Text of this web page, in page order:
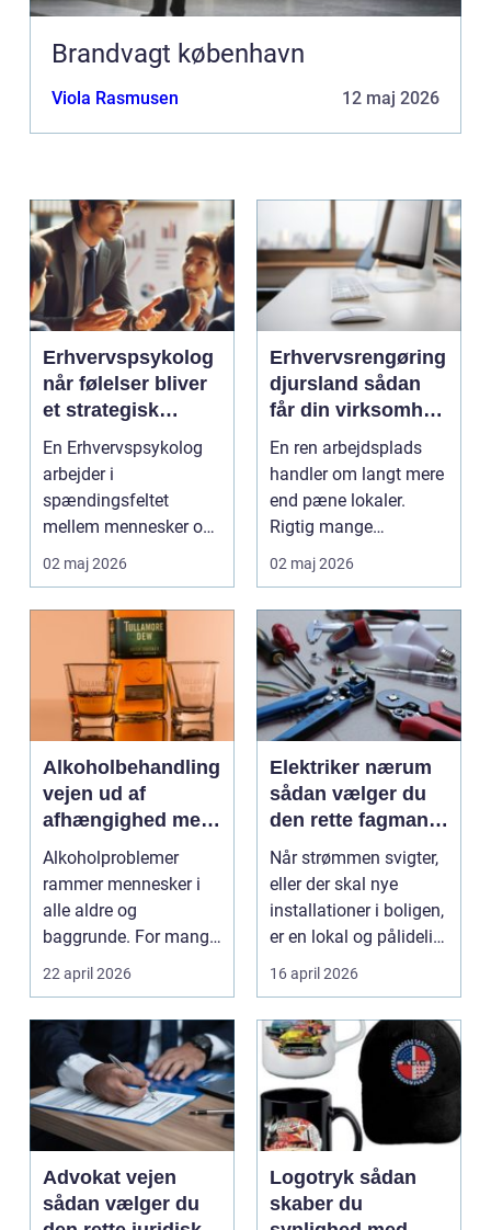
Brandvagt københavn
Viola Rasmusen 12 maj 2026
Erhvervspsykolog
når følelser bliver
et strategisk
værktøj i
arbejdslivet
En Erhvervspsykolog
arbejder i
spændingsfeltet
mellem mennesker og
forretning. Fokus er
ikke kun på ...
02 maj 2026
Erhvervsrengøring
djursland sådan
får din virksomhed
mest muligt ud af
rengøringen
En ren arbejdsplads
handler om langt mere
end pæne lokaler.
Rigtig mange
virksomheder på
Djursland o...
02 maj 2026
Alkoholbehandling
vejen ud af
afhængighed med
professionel støtte
Alkoholproblemer
rammer mennesker i
alle aldre og
baggrunde. For mange
starter det med
hyggedrik på ...
22 april 2026
Elektriker nærum
sådan vælger du
den rette fagmand
til dine el-opgaver
Når strømmen svigter,
eller der skal nye
installationer i boligen,
er en lokal og pålidelig
elektrik...
16 april 2026
Advokat vejen
sådan vælger du
Logotryk sådan
skaber du